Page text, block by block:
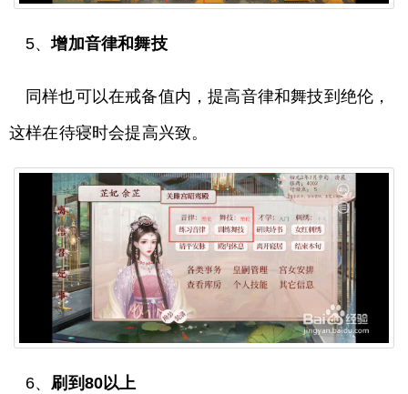
5、增加音律和舞技
同样也可以在戒备值内，提高音律和舞技到绝伦，
这样在待寝时会提高兴致。
6、刷到80以上